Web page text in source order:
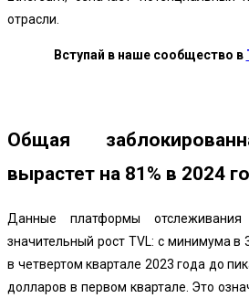
отрасли.
Вступай в наше сообщество в
Общая
вырастет на 81% в 2024
Данные платформы
значительный рост TVL: с минимума
в четвертом квартале 2023 года до
долларов в первом квартале. Это